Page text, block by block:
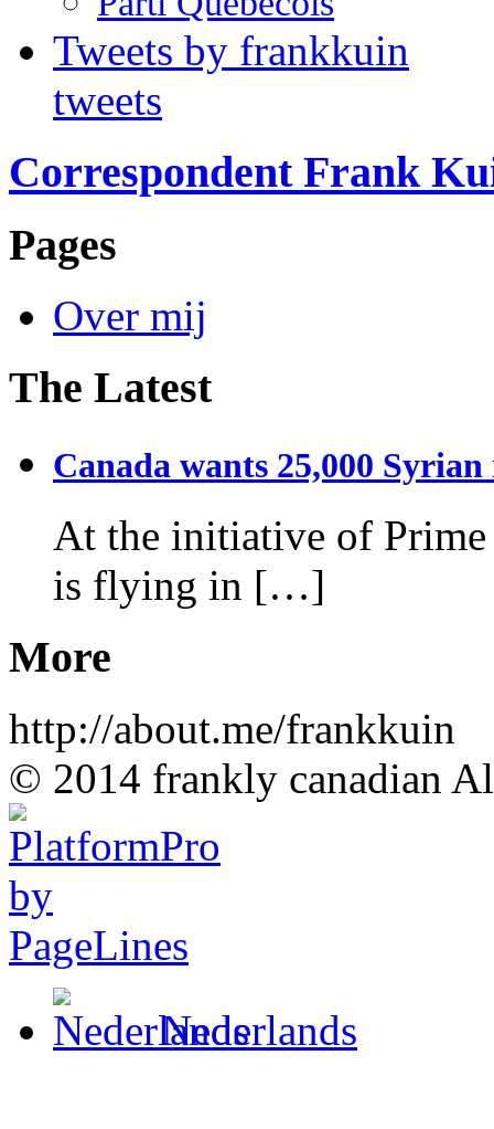
Tweets by frankkuin
tweets
Correspondent Frank
Pages
Over mij
The Latest
Canada wants 25,000 Syrian
At the initiative of Prime
is flying in […]
More
http://about.me/frankkuin
© 2014 frankly canadian
Nederlands